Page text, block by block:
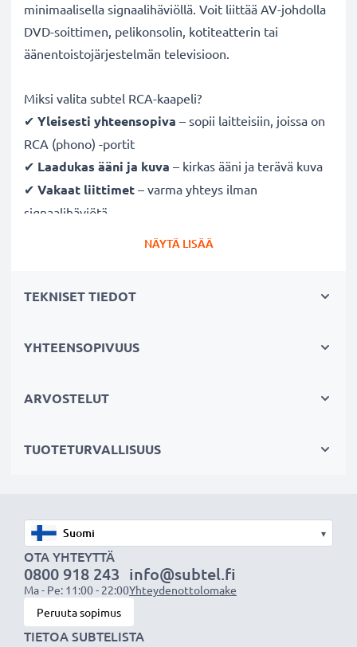
minimaalisella signaalihäviöllä. Voit liittää AV-johdolla
DVD-soittimen, pelikonsolin, kotiteatterin tai
äänentoistojärjestelmän televisioon.
Miksi valita subtel RCA-kaapeli?
✔ Yleisesti yhteensopiva – sopii laitteisiin, joissa on
RCA (phono) -portit
✔ Laadukas ääni ja kuva – kirkas ääni ja terävä kuva
✔ Vakaat liittimet – varma yhteys ilman
signaalihäviötä
– laadukkaasti valmistettu ja pitkäikäinen
Täysin yhteensopiva seuraavien laitteiden kanssa:
vasen) -punainen (audio oikea))
mono))
✔ Pelikonsoleihin
✔ Televisioon & projektoreihin
✔ DVD- & blu-ray-soittimiin
✔ Subwoofereihin & vahvistimiin
Paranna ääni- ja kuvaelämystä subtel RCA-
NÄYTÄ LISÄÄ
TEKNISET TIEDOT
YHTEENSOPIVUUS
ARVOSTELUT
TUOTETURVALLISUUS
▾
OTA YHTEYTTÄ
0800 918 243
Ma - Pe: 11:00 - 22:00
info@subtel.fi
Yhteydenottolomake
Peruuta sopimus
TIETOA SUBTELISTA